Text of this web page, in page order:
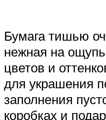
Бумага тишью
нежная на
цветов и
для украшения
заполнения
коробках и